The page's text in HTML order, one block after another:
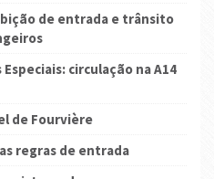
de entrada e trânsito
circulação na A14
de Fourvière
regras de entrada